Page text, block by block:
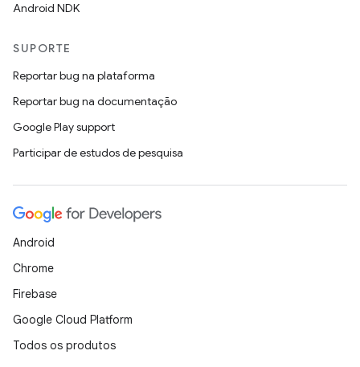
Android NDK
SUPORTE
Reportar bug na plataforma
Reportar bug na documentação
Google Play support
Participar de estudos de pesquisa
Android
Chrome
Firebase
Google Cloud Platform
Todos os produtos